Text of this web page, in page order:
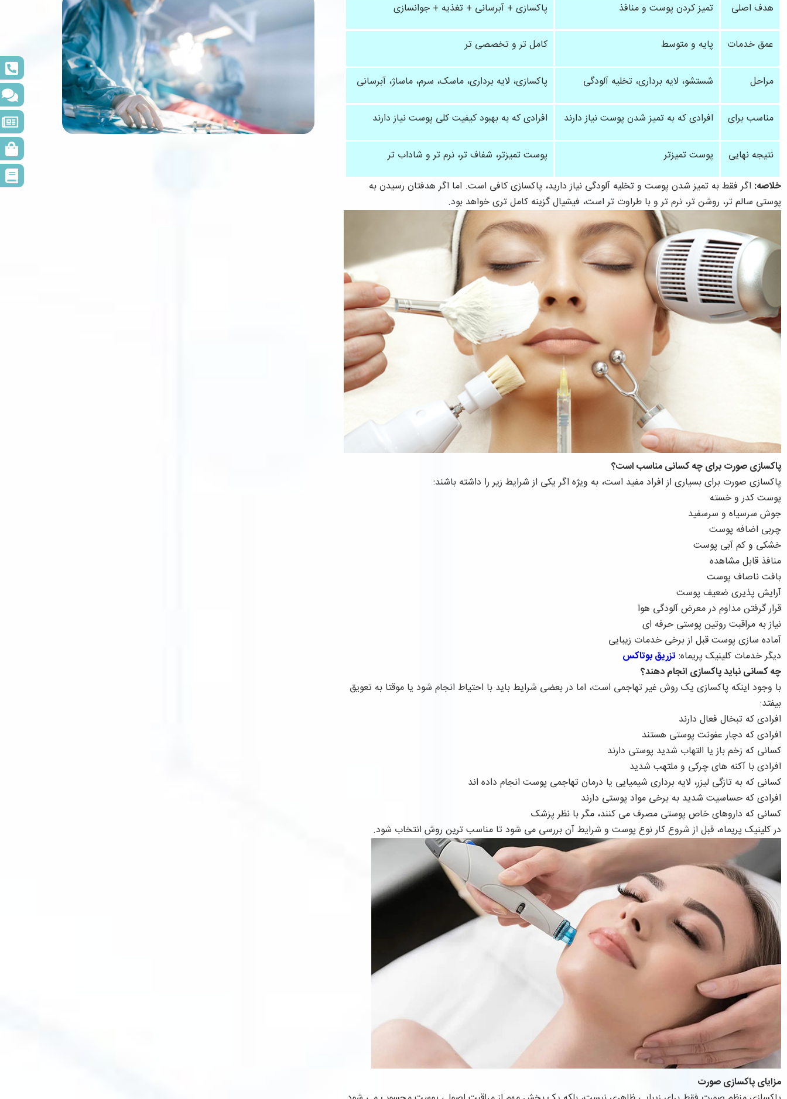
هدف اصلی
تمیز کردن پوست و منافذ پاکسازی + آبرسانی + تغذیه + جوانسازی
عمق خدمات پایه و متوسط کامل تر و تخصصی تر
مراحل شستشو، لایه برداری، تخلیه آلودگی پاکسازی، لایه برداری، ماسک، سرم، ماساژ، آبرسانی
مناسب برای افرادی که به تمیز شدن پوست نیاز دارند افرادی که به بهبود کیفیت کلی پوست نیاز دارند
نتیجه نهایی پوست تمیزتر
پوست تمیزتر، شفاف تر، نرم تر و شاداب تر
خلاصه: اگر فقط به تمیز شدن پوست و تخلیه آلودگی نیاز دارید، پاکسازی کافی است. اما اگر هدفتان رسیدن به
پوستی سالم تر، روشن تر، نرم تر و با طراوت تر است، فیشیال گزینه کامل تری خواهد بود.
پاکسازی صورت برای چه کسانی مناسب است؟
پاکسازی صورت برای بسیاری از افراد مفید است، به ویژه اگر یکی از شرایط زیر را داشته باشند:
پوست کدر و خسته
جوش سرسیاه و سرسفید
چربی اضافه پوست
خشکی و کم آبی پوست
منافذ قابل مشاهده
بافت ناصاف پوست
آرایش پذیری ضعیف پوست
قرار گرفتن مداوم در معرض آلودگی هوا
نیاز به مراقبت روتین پوستی حرفه ای
آماده سازی پوست قبل از برخی خدمات زیبایی
دیگر خدمات کلینیک پریماه: تزریق بوتاکس
چه کسانی نباید پاکسازی انجام دهند؟
با وجود اینکه پاکسازی یک روش غیر تهاجمی است، اما در بعضی شرایط باید با احتیاط انجام شود یا موقتا به تعویق
بیفتد:
افرادی که تبخال فعال دارند
افرادی که دچار عفونت پوستی هستند
کسانی که زخم باز یا التهاب شدید پوستی دارند
افرادی با آکنه های چرکی و ملتهب شدید
کسانی که به تازگی لیزر، لایه برداری شیمیایی یا درمان تهاجمی پوست انجام داده اند
افرادی که حساسیت شدید به برخی مواد پوستی دارند
کسانی که داروهای خاص پوستی مصرف می کنند، مگر با نظر پزشک
در کلینیک پریماه، قبل از شروع کار نوع پوست و شرایط آن بررسی می شود تا مناسب ترین روش انتخاب شود.
مزایای پاکسازی صورت